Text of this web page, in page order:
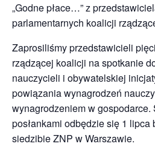
„Godne płace…” z
parlamentarnych koalicji
Zaprosiliśmy przedstawicieli
rządzącej koalicji na spotkanie
nauczycieli i obywatelskiej
powiązania wynagrodzeń
wynagrodzeniem w gospodarce.
posłankami odbędzie się 1 lipca
siedzibie ZNP w Warszawie.